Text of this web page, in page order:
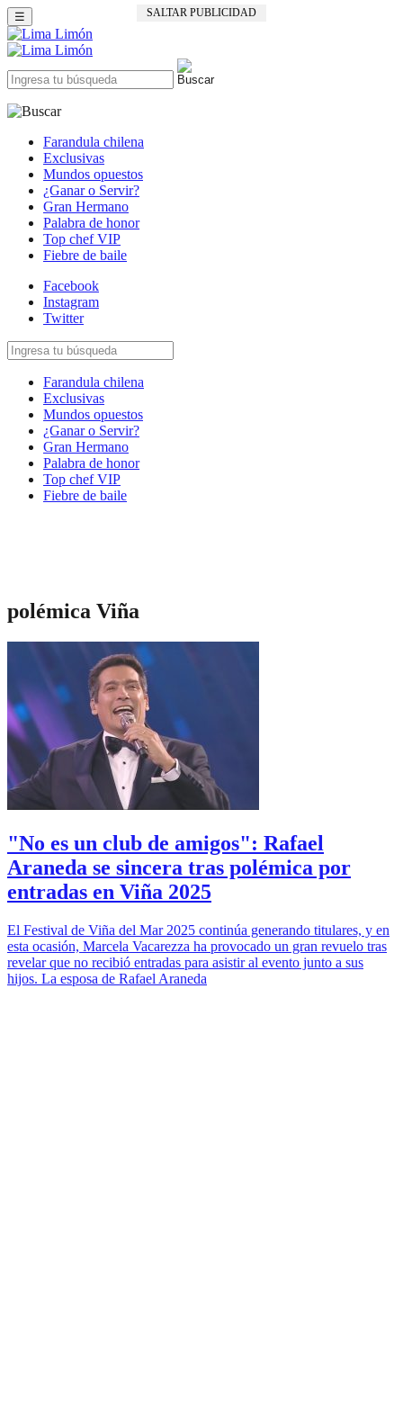
SALTAR PUBLICIDAD
☰
Farandula chilena
Exclusivas
Mundos opuestos
¿Ganar o Servir?
Gran Hermano
Palabra de honor
Top chef VIP
Fiebre de baile
Facebook
Instagram
Twitter
Farandula chilena
Exclusivas
Mundos opuestos
¿Ganar o Servir?
Gran Hermano
Palabra de honor
Top chef VIP
Fiebre de baile
polémica Viña
"No es un club de amigos": Rafael
Araneda se sincera tras polémica por
entradas en Viña 2025
El Festival de Viña del Mar 2025 continúa generando titulares, y en
esta ocasión, Marcela Vacarezza ha provocado un gran revuelo tras
revelar que no recibió entradas para asistir al evento junto a sus
hijos. La esposa de Rafael Araneda